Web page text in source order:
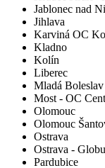
Jablonec nad
Jihlava
Karviná OC
Kladno
Kolín
Liberec
Mladá
Most - OC
Olomouc
Olomouc
Ostrava
Ostrava -
Pardubice